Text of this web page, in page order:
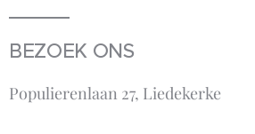
BEZOEK ONS
Populierenlaan 27, Liedekerke